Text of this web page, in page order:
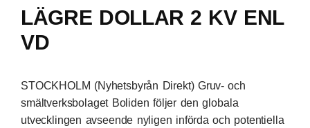
LÄGRE DOLLAR 2 KV ENL
VD
STOCKHOLM (Nyhetsbyrån Direkt) Gruv- och
smältverksbolaget Boliden följer den globala
utvecklingen avseende nyligen införda och potentiella